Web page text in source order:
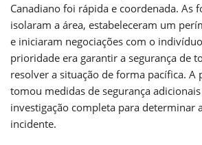
Canadiano foi rápida e coordenada. As
isolaram a área, estabeleceram um
e iniciaram negociações com o
prioridade era garantir a segurança de
resolver a situação de forma pacífica. A
tomou medidas de segurança
investigação completa para determinar
incidente.